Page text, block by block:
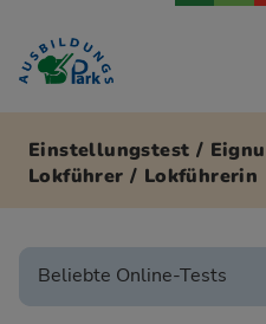
Zur Navigation springen
Zu den Hauptinhalten
Einstellungstest /
Lokführer / Lokführerin
Beliebte Online-Tests